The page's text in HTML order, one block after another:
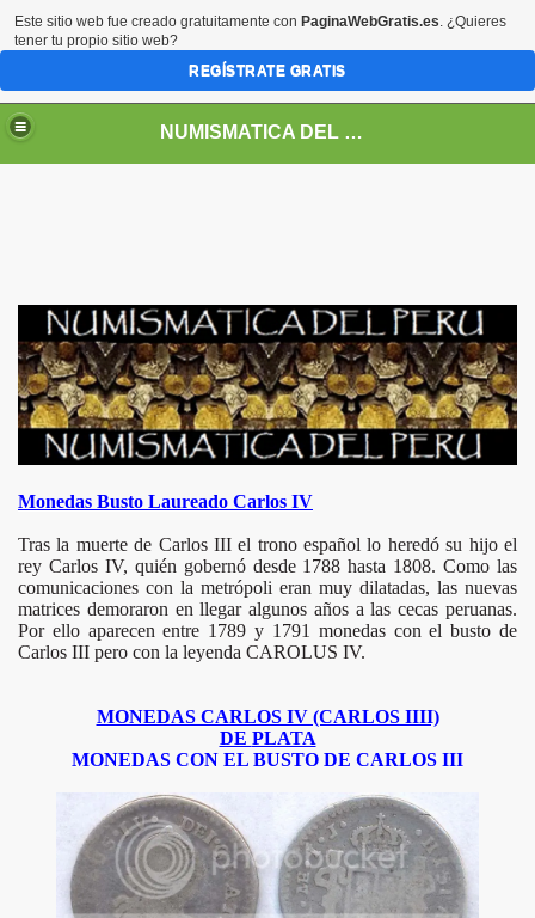
NUMISMATICA DEL PERU
Monedas Busto Laureado Carlos IV
Tras la muerte de Carlos III el trono español lo heredó su hijo el
rey Carlos IV, quién gobernó desde 1788 hasta 1808. Como las
comunicaciones con la metrópoli eran muy dilatadas, las nuevas
matrices demoraron en llegar algunos años a las cecas peruanas.
Por ello aparecen entre 1789 y 1791 monedas con el busto de
Carlos III pero con la leyenda CAROLUS IV.
MONEDAS CARLOS IV (CARLOS IIII)
DE PLATA
MONEDAS CON EL BUSTO DE CARLOS III
III
IV
Este sitio web fue creado gratuitamente con PaginaWebGratis.es. ¿Quieres
tener tu propio sitio web?
REGÍSTRATE GRATIS